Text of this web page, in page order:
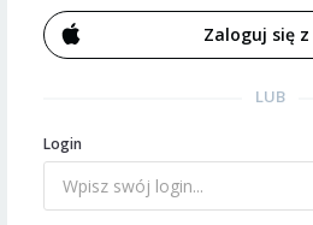
Zaloguj się z
LUB
Login